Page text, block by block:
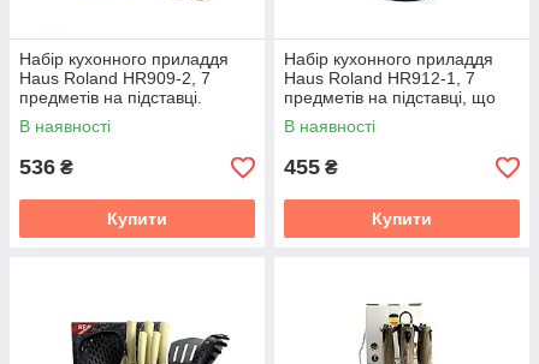
Набір кухонного приладдя
Haus Roland HR909-2, 7
предметів на підставці.
Золотий (HR909-2)
В наявності
536 ₴
Купити
Набір кухонного приладдя
Haus Roland HR912-1, 7
предметів на підставці, що
обертається. Сірий (HR912-
1)
В наявності
455 ₴
Купити